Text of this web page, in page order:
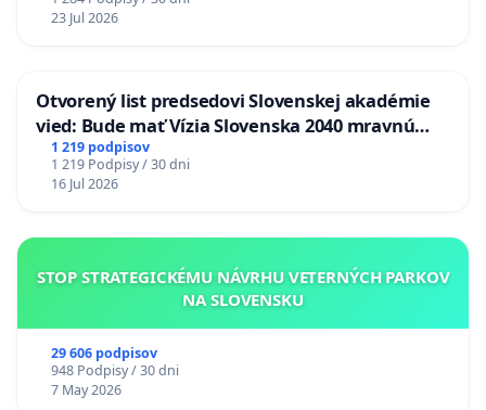
23 Jul 2026
Otvorený list predsedovi Slovenskej akadémie
vied: Bude mať Vízia Slovenska 2040 mravnú
chrbticu?
1 219 podpisov
1 219 Podpisy / 30 dni
16 Jul 2026
STOP STRATEGICKÉMU NÁVRHU VETERNÝCH PARKOV
NA SLOVENSKU
29 606 podpisov
948 Podpisy / 30 dni
7 May 2026